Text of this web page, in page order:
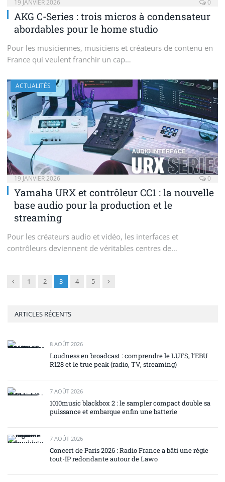
19 JANVIER 2026 0
AKG C-Series : trois micros à condensateur
abordables pour le home studio
Pour les musiciennes, musiciens et créateurs de contenu en
France qui veulent franchir un cap…
ACTUALITÉS
19 JANVIER 2026 0
Yamaha URX et contrôleur CC1 : la nouvelle
base audio pour la production et le
streaming
Pour les créateurs audio et vidéo, les interfaces et
contrôleurs deviennent de véritables centres de…
Précédent
1 2 3 4 5 Suivant
ARTICLES RÉCENTS
8 AOÛT 2026
Loudness en broadcast : comprendre le LUFS, l’EBU
R128 et le true peak (radio, TV, streaming)
7 AOÛT 2026
1010music blackbox 2 : le sampler compact double sa
puissance et embarque enfin une batterie
7 AOÛT 2026
Concert de Paris 2026 : Radio France a bâti une régie
tout-IP redondante autour de Lawo